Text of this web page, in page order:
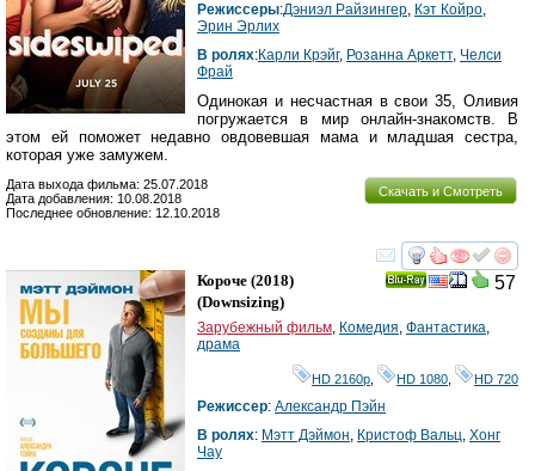
Режиссеры:Дэниэл Райзингер, Кэт Койро,
Эрин Эрлих
В ролях:Карли Крэйг, Розанна Аркетт, Челси
Фрай
Одинокая и несчастная в свои 35, Оливия
погружается в мир онлайн-знакомств. В
этом ей поможет недавно овдовевшая мама и младшая сестра,
которая уже замужем.
Скачать и Смотреть
Дата выхода фильма: 25.07.2018
Дата добавления: 10.08.2018
Последнее обновление: 12.10.2018
смотреть
57
Короче (2018)
(Downsizing)
Зарубежный фильм, Комедия, Фантастика,
драма
HD 2160р HD 1080 HD 720
Режиссер: Александр Пэйн
В ролях: Мэтт Дэймон, Кристоф Вальц, Хонг
Чау